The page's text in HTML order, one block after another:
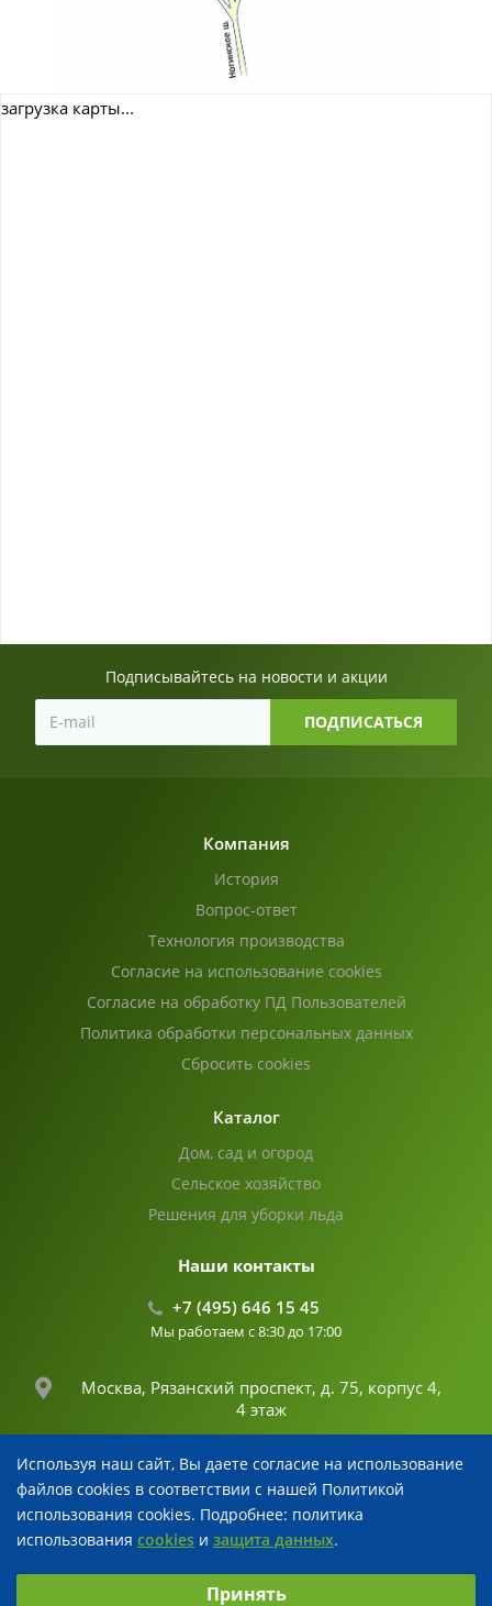
загрузка карты...
Подписывайтесь на новости и акции
Компания
История
Вопрос-ответ
Технология производства
Согласие на использование cookies
Согласие на обработку ПД Пользователей
Политика обработки персональных данных
Сбросить cookies
Каталог
Дом, сад и огород
Сельское хозяйство
Решения для уборки льда
Наши контакты
+7 (495) 646 15 45
Мы работаем с 8:30 до 17:00
Москва, Рязанский проспект, д. 75, корпус 4,
4 этаж
info@fertika.com
© 2026 Все права защищены
Разработка и поддержка
Используя наш сайт, Вы даете согласие на использование
файлов cookies в соответствии с нашей Политикой
использования cookies. Подробнее: политика
использования cookies и защита данных.
Аналитические
Принять